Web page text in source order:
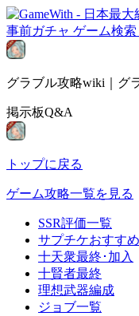
事前ガチャ ゲーム検索
グラブル攻略wiki｜グ
掲示板Q&A
トップに戻る
ゲーム攻略一覧を見る
SSR評価一覧
サプチケおすすめ
十天衆最終･加入
十賢者最終
理想武器編成
ジョブ一覧